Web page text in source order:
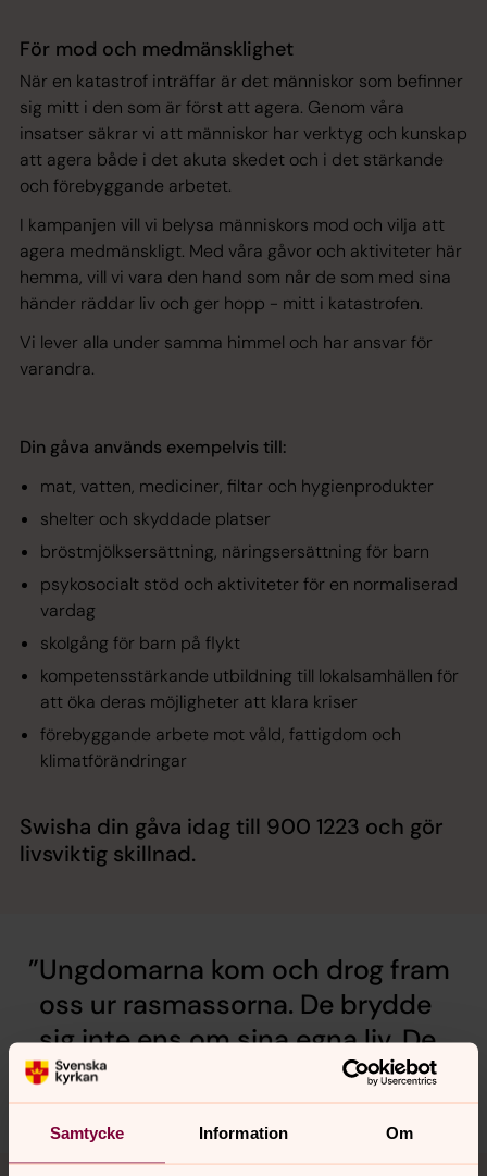
Samtycke Information Om
För mod och medmänsklighet
När en katastrof inträffar är det människor som befinner
sig mitt i den som är först att agera. Genom våra
insatser säkrar vi att människor har verktyg och kunskap
att agera både i det akuta skedet och i det stärkande
och förebyggande arbetet.
I kampanjen vill vi belysa människors mod och vilja att
agera medmänskligt. Med våra gåvor och aktiviteter här
hemma, vill vi vara den hand som når de som med sina
händer räddar liv och ger hopp - mitt i katastrofen.
Vi lever alla under samma himmel och har ansvar för
varandra.
Din gåva används exempelvis till:
mat, vatten, mediciner, filtar och hygienprodukter
shelter och skyddade platser
bröstmjölksersättning, näringsersättning för barn
psykosocialt stöd och aktiviteter för en normaliserad
vardag
skolgång för barn på flykt
kompetensstärkande utbildning till lokalsamhällen för
att öka deras möjligheter att klara kriser
förebyggande arbete mot våld, fattigdom och
klimatförändringar
Swisha din gåva idag till 900 1223 och gör
livsviktig skillnad.
Ungdomarna kom och drog fram
oss ur rasmassorna. De brydde
sig inte ens om sina egna liv. De
bara kom och räddade oss!
Khano Youni, Gaza